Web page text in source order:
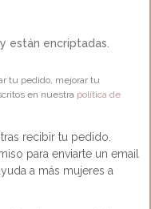
están encriptadas.
tu pedido, mejorar tu
en nuestra política de
recibir tu pedido.
para enviarte un email
a más mujeres a